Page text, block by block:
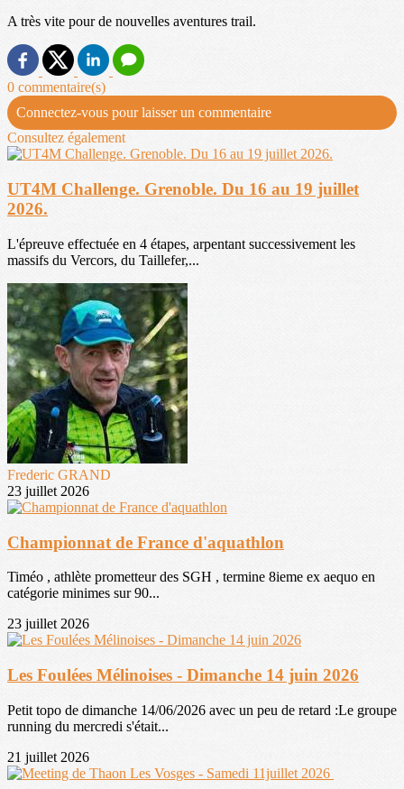
A très vite pour de nouvelles aventures trail.
0 commentaire(s)
Connectez-vous pour laisser un commentaire
Consultez également
UT4M Challenge. Grenoble. Du 16 au 19 juillet
2026.
L'épreuve effectuée en 4 étapes, arpentant successivement les
massifs du Vercors, du Taillefer,...
Frederic GRAND
23 juillet 2026
Championnat de France d'aquathlon
Timéo , athlète prometteur des SGH , termine 8ieme ex aequo en
catégorie minimes sur 90...
23 juillet 2026
Les Foulées Mélinoises - Dimanche 14 juin 2026
Petit topo de dimanche 14/06/2026 avec un peu de retard :Le groupe
running du mercredi s'était...
21 juillet 2026